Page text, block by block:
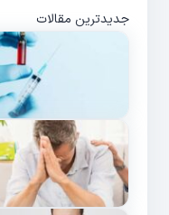
جدیدترین مقالات